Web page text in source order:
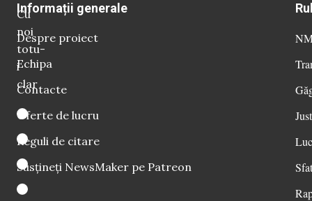
Cu
noi
totu-
i
clar
Informații generale
Despre proiect
Echipa
Contacte
Oferte de lucru
Reguli de citare
Susțineți NewsMaker pe Patreon